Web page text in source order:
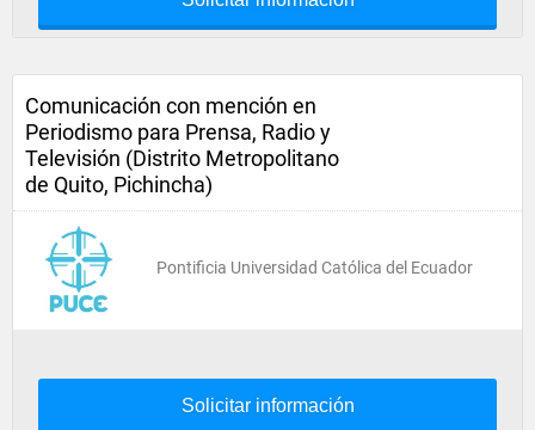
Comunicación con mención en
Periodismo para Prensa, Radio y
Televisión (Distrito Metropolitano
de Quito, Pichincha)
Pontificia Universidad Católica del Ecuador
Solicitar información